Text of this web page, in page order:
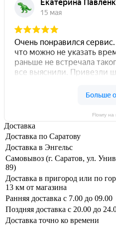
Flowry
Доставка
Доставка по Саратову
Доставка в Энгельс
Самовывоз (г. Саратов, ул.
89)
Доставка в пригород или по
13 км от магазина
Ранняя доставка с 7.00 до 09.00
Поздняя доставка с 20.00 до
Доставка точно ко времени